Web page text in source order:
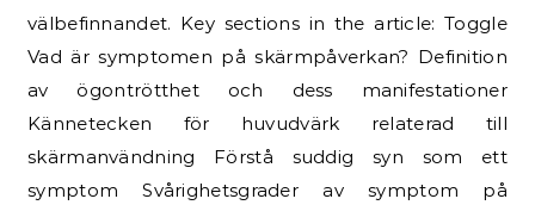
välbefinnandet. Key sections in the article: Toggle
Vad är symptomen på skärmpåverkan? Definition
av ögontrötthet och dess manifestationer
Kännetecken för huvudvärk relaterad till
skärmanvändning Förstå suddig syn som ett
symptom Svårighetsgrader av symptom på